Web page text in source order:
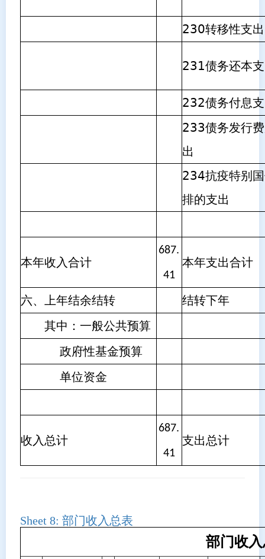
230转移性支出
231债务还本
232债务付息
233债务发行
出
234抗疫特别
排的支出
本年收入合计
687.
41
本年支出合计
六、上年结余结转
结转下年
其中：一般公共预算
政府性基金预算
单位资金
收入总计
687.
41
支出总计
Sheet 8: 部门收入总表
部门收